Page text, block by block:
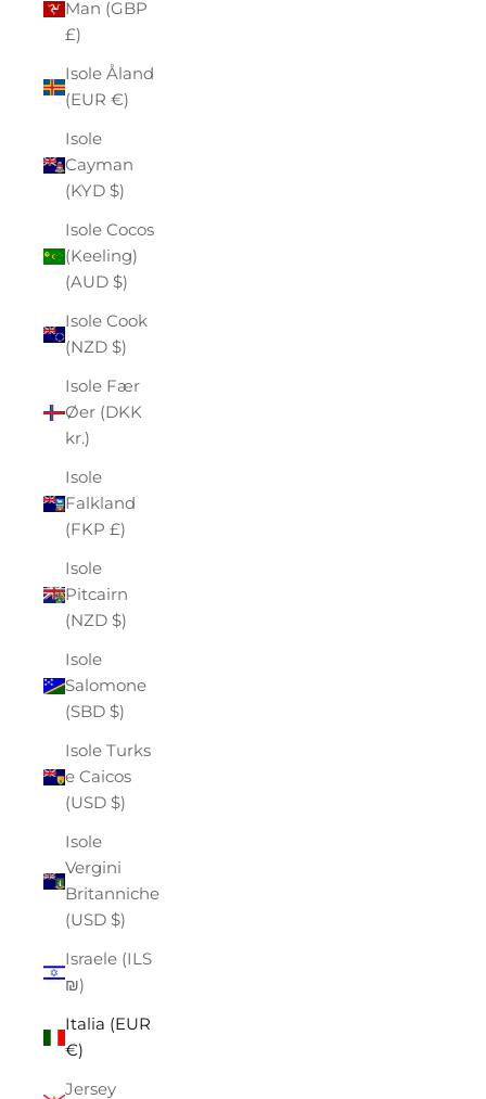
Man (GBP
£)
Isole Åland
(EUR €)
Isole
Cayman
(KYD $)
Isole Cocos
(Keeling)
(AUD $)
Isole Cook
(NZD $)
Isole Fær
Øer (DKK
kr.)
Isole
Falkland
(FKP £)
Isole
Pitcairn
(NZD $)
Isole
Salomone
(SBD $)
Isole Turks
e Caicos
(USD $)
Isole
Vergini
Britanniche
(USD $)
Israele (ILS
₪)
Italia (EUR
€)
Jersey